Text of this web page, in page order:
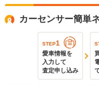
カーセンサー簡単
STEP1
愛車情報を
入力して
査定申し込み